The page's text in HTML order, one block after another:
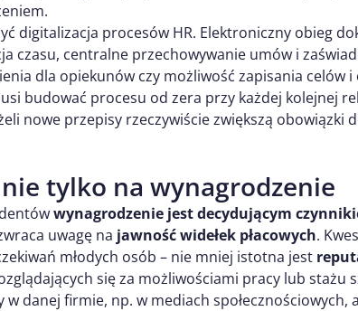
digitalizacja procesów HR. Elektroniczny obieg
czasu, centralne przechowywanie umów i
dla opiekunów czy możliwość zapisania celów i
budować procesu od zera przy każdej kolejnej
nowe przepisy rzeczywiście zwiększą obowiązki
tylko na wynagrodzenie
wynagrodzenie jest decydującym
uwagę na jawność widełek płacowych.
młodych osób – nie mniej istotna jest
się za możliwościami pracy lub stażu
danej firmie, np. w mediach społecznościowych,